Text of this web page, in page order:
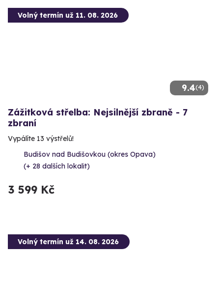
9.4(4)
Volný termín už 11. 08. 2026
Zážitková střelba: Nejsilnější zbraně - 7
zbraní
Vypálíte 13 výstřelů!
Budišov nad Budišovkou (okres Opava)
(+ 28 dalších lokalit)
3 599 Kč
Volný termín už 14. 08. 2026